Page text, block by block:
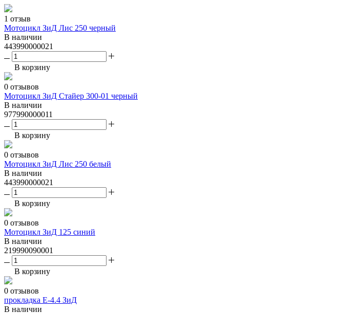
1 отзыв
Мотоцикл ЗиД Лис 250 черный
В наличии
443990000021
В корзину
0 отзывов
Мотоцикл ЗиД Стайер 300-01 черный
В наличии
977990000011
В корзину
0 отзывов
Мотоцикл ЗиД Лис 250 белый
В наличии
443990000021
В корзину
0 отзывов
Мотоцикл ЗиД 125 синий
В наличии
219990090001
В корзину
0 отзывов
прокладка Е-4.4 ЗиД
В наличии